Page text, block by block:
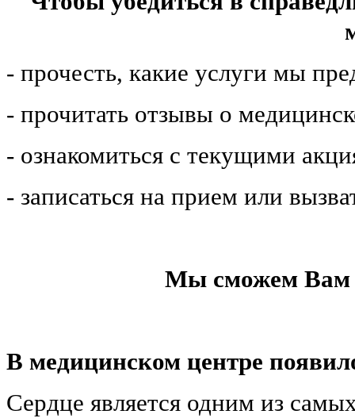
- прочесть, какие услуги мы
- прочитать отзывы о
- ознакомиться с текущими
- записаться на прием или
Мы сможем Вам
В медицинском центре
Сердце является одним из